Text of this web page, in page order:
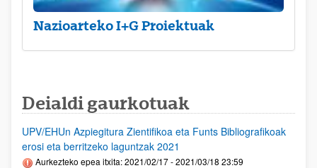
Nazioarteko I+G Proiektuak
Deialdi gaurkotuak
UPV/EHUn Azpiegitura Zientifikoa eta Funts Bibliografikoak
erosi eta berritzeko laguntzak 2021
Aurkezteko epea itxita: 2021/02/17 - 2021/03/18 23:59